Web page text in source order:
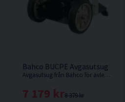
Bahco BUCPE Avgasutsug
Avgasutsug från Bahco för avleda ångor från verkstaden
8 379 kr
7 179 kr